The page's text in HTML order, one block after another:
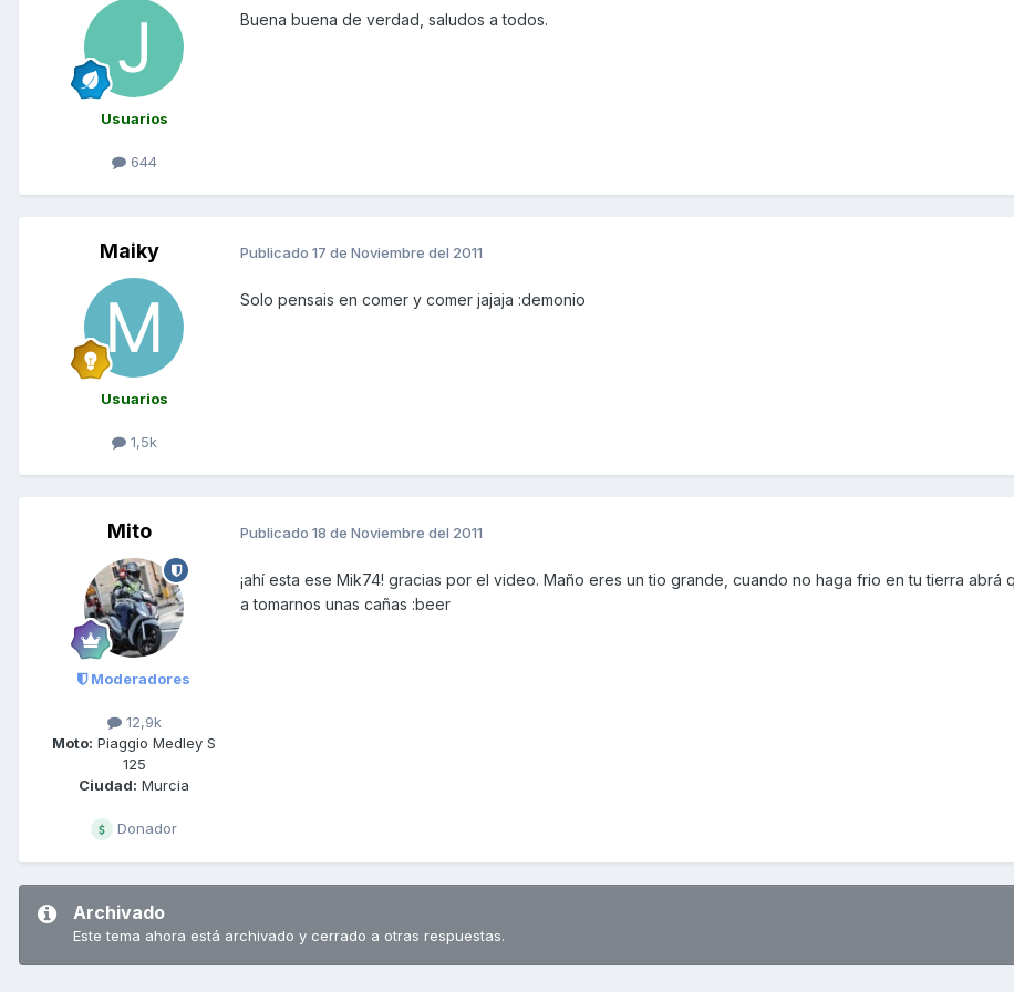
Usuarios
644
Buena buena de verdad, saludos a todos.
Maiky
Usuarios
1,5k
Publicado 17 de Noviembre del 2011
Solo pensais en comer y comer jajaja :demonio
Mito
Moderadores
12,9k
Moto: Piaggio Medley S
125
Ciudad: Murcia
Donador
Publicado 18 de Noviembre del 2011
¡ahí esta ese Mik74! gracias por el video. Maño eres un tio grande, cuando no haga frio en tu tierra abrá
a tomarnos unas cañas :beer
Archivado
Este tema ahora está archivado y cerrado a otras respuestas.